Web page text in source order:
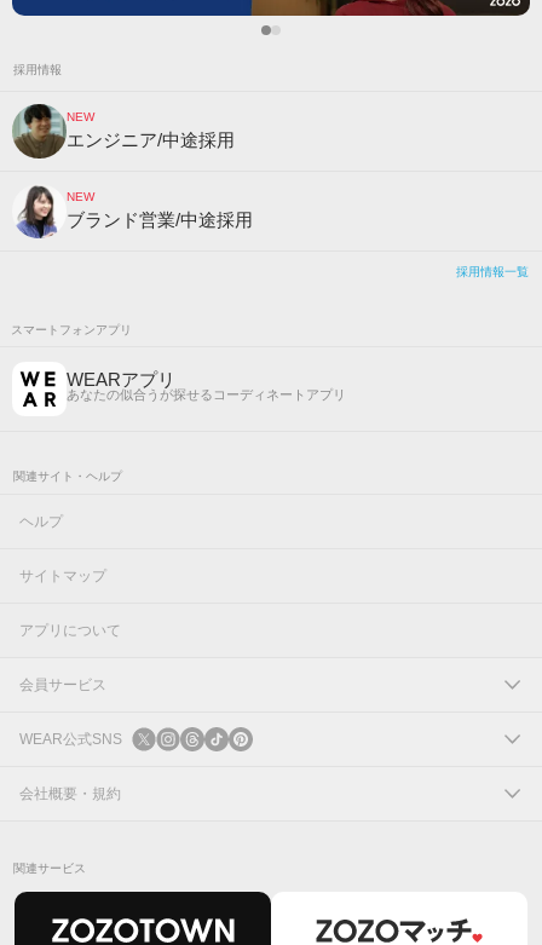
採用情報
NEW
エンジニア/中途採用
NEW
ブランド営業/中途採用
採用情報一覧
スマートフォンアプリ
WEARアプリ
あなたの似合うが探せるコーディネートアプリ
関連サイト・ヘルプ
ヘルプ
サイトマップ
アプリについて
会員サービス
ログイン
新規会員登録
WEAR公式SNS
X
会社概要・規約
関連サービス